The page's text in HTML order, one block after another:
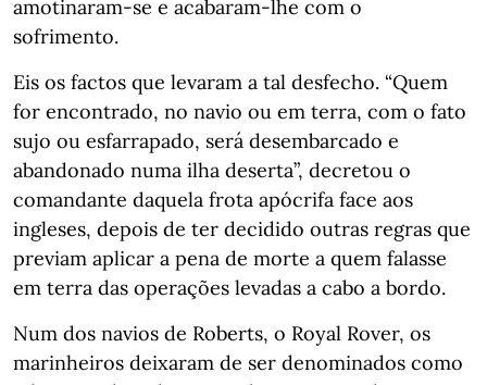
amotinaram-se e acabaram-lhe com o
sofrimento.
Eis os factos que levaram a tal desfecho. “Quem
for encontrado, no navio ou em terra, com o fato
sujo ou esfarrapado, será desembarcado e
abandonado numa ilha deserta”, decretou o
comandante daquela frota apócrifa face aos
ingleses, depois de ter decidido outras regras que
previam aplicar a pena de morte a quem falasse
em terra das operações levadas a cabo a bordo.
Num dos navios de Roberts, o Royal Rover, os
marinheiros deixaram de ser denominados como